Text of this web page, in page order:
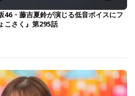
46・藤吉夏鈴が演じる低音ボイスにフ
こさく』第295話